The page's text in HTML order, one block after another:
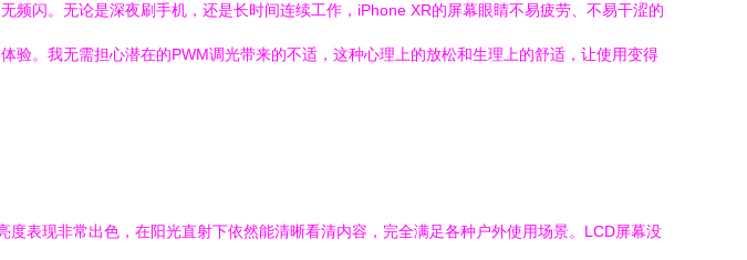
闪。无论是深夜刷手机，还是长时间连续工作，iPhone XR的屏幕眼睛不易疲劳、不易干涩的
验。我无需担心潜在的PWM调光带来的不适，这种心理上的放松和生理上的舒适，让使用变得
表现非常出色，在阳光直射下依然能清晰看清内容，完全满足各种户外使用场景。LCD屏幕没